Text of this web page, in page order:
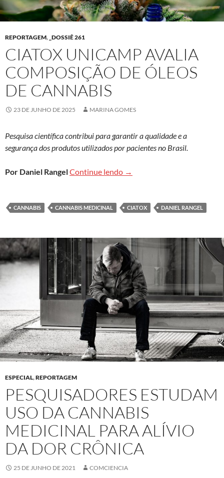
REPORTAGEM, _DOSSIÊ 261
CIATOX UNICAMP AVALIA
COMPOSIÇÃO DE ÓLEOS
DE CANNABIS
23 DE JUNHO DE 2025 MARINA GOMES
Pesquisa científica contribui para garantir a qualidade e a
segurança dos produtos utilizados por pacientes no Brasil.
Por Daniel RangelContinue lendo Ciatox Unicamp avalia
→
CANNABIS CANNABIS MEDICINAL CIATOX DANIEL RANGEL
ESPECIAL,REPORTAGEM
PESQUISADORES ESTUDAM
USO DA CANNABIS
MEDICINAL PARA ALÍVIO
DA DOR CRÔNICA
25 DE JUNHO DE 2021 COMCIENCIA